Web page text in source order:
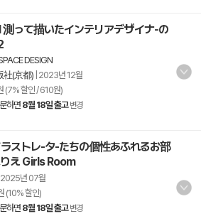
測って描いたインテリアデザイナ-の
DESIGN
社(京都) 2023년 12월
(7% 할인 / 610원)
하면8월 18일 출고 변경
ストレ-タ-たちの個性あふれるお部
え Girls Room
2025년 07월
(10% 할인)
하면8월 18일 출고 변경